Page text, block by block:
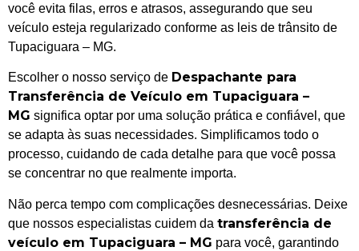
você evita filas, erros e atrasos, assegurando que seu
veículo esteja regularizado conforme as leis de trânsito de
Tupaciguara – MG.
Escolher o nosso serviço de Despachante para
Transferência de Veículo em Tupaciguara –
MG significa optar por uma solução prática e confiável, que
se adapta às suas necessidades. Simplificamos todo o
processo, cuidando de cada detalhe para que você possa
se concentrar no que realmente importa.
Não perca tempo com complicações desnecessárias. Deixe
que nossos especialistas cuidem da transferência de
veículo em Tupaciguara – MG para você, garantindo